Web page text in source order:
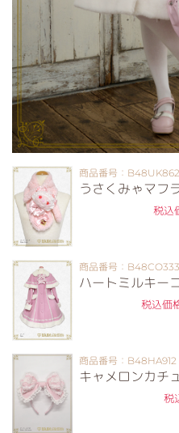
商品番号：
うさくみゃマフ
税込
商品番号：B48CO333
ハートミルキー
税込価
商品番号：B48HA912
キャメロンカチ
税